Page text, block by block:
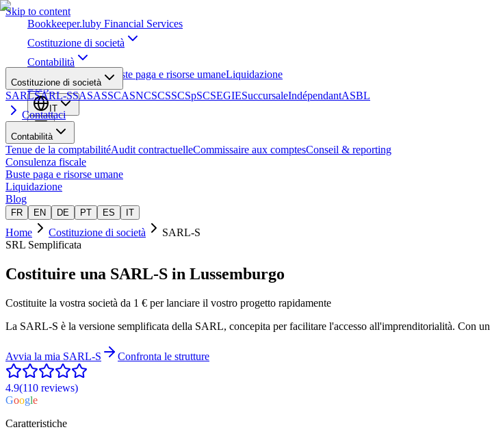
Skip to content
Bookkeeper.luby Financial Services
Costituzione di società
Contabilità
Consulenza fiscale Buste paga e risorse umaneLiquidazione
Blog
IT
Costituzione di società
SARLSARL-SSASASSCASNCSCSSCSpSCSEGIESuccursaleIndépendantASBL
Contattaci
Contabilità
Tenue de la comptabilitéAudit contractuelleCommissaire aux comptesConseil & reporting
Consulenza fiscale
Buste paga e risorse umane
Liquidazione
Blog
FR EN DE PT ES IT
Home Costituzione di società
SARL-S
SRL Semplificata
Costituire una SARL-S in Lussemburgo
Costituite la vostra società da 1 € per lanciare il vostro progetto rapidamente
La SARL-S è la versione semplificata della SARL, concepita per facilitare l'accesso all'imprenditorialità. Con
Avvia la mia SARL-S Confronta le strutture
4.9(110 reviews)
Google
Caratteristiche